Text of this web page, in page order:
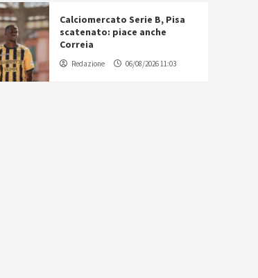
Calciomercato Serie B, Pisa
scatenato: piace anche
Correia
Redazione 06/08/2026 11:03